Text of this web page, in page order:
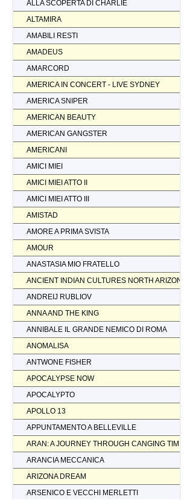
ALLA SCOPERTA DI CHARLIE
ALTAMIRA
AMABILI RESTI
AMADEUS
AMARCORD
AMERICA IN CONCERT - LIVE SYDNEY
AMERICA SNIPER
AMERICAN BEAUTY
AMERICAN GANGSTER
AMERICANI
AMICI MIEI
AMICI MIEI ATTO II
AMICI MIEI ATTO III
AMISTAD
AMORE A PRIMA SVISTA
AMOUR
ANASTASIA MIO FRATELLO
ANCIENT INDIAN CULTURES NORTH ARIZONA
ANDREIJ RUBLIOV
ANNA AND THE KING
ANNIBALE IL GRANDE NEMICO DI ROMA
ANOMALISA
ANTWONE FISHER
APOCALYPSE NOW
APOCALYPTO
APOLLO 13
APPUNTAMENTO A BELLEVILLE
ARAN: A JOURNEY THROUGH CANGING TIMES
ARANCIA MECCANICA
ARIZONA DREAM
ARSENICO E VECCHI MERLETTI